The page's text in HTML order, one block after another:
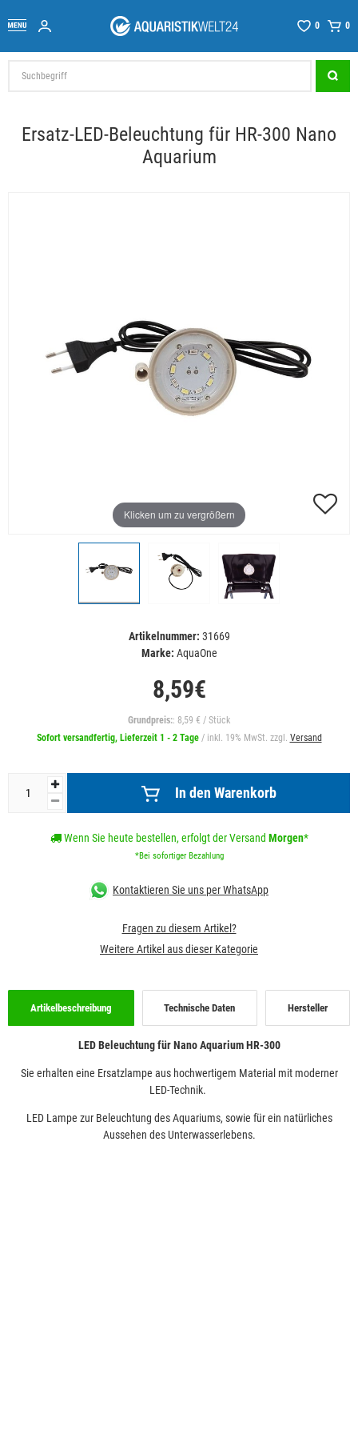
0 0
Ersatz-LED-Beleuchtung für HR-300 Nano
Aquarium
Klicken um zu vergrößern
Artikelnummer: 31669
Marke: AquaOne
8,59€
Grundpreis:: 8,59 € / Stück
Sofort versandfertig, Lieferzeit 1 - 2 Tage / inkl. 19% MwSt. zzgl. Versand
In den Warenkorb
Wenn Sie heute bestellen, erfolgt der Versand Morgen*
*Bei sofortiger Bezahlung
Kontaktieren Sie uns per WhatsApp
Fragen zu diesem Artikel?
Weitere Artikel aus dieser Kategorie
Artikelbeschreibung Technische Daten Hersteller
LED Beleuchtung für Nano Aquarium HR-300
Sie erhalten eine Ersatzlampe aus hochwertigem Material mit moderner
LED-Technik.
LED Lampe zur Beleuchtung des Aquariums, sowie für ein natürliches
Aussehen des Unterwasserlebens.